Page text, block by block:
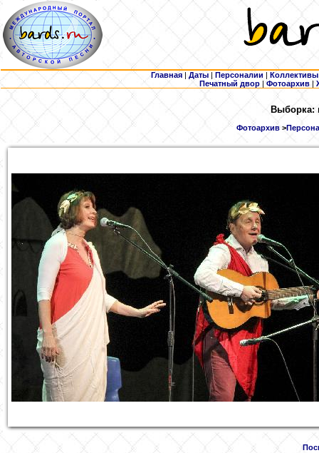
Главная | Даты | Персоналии | Коллективы
Печатный двор |Фотоархив |
Выборка:
Фотоархив>